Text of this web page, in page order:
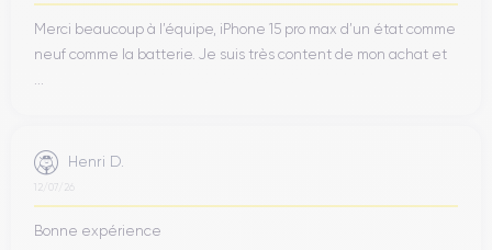
Merci beaucoup à l’équipe, iPhone 15 pro max d’un état comme
neuf comme la batterie. Je suis très content de mon achat et
Henri D.
12/07/26
Bonne expérience